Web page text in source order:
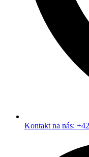
Kontakt na nás: